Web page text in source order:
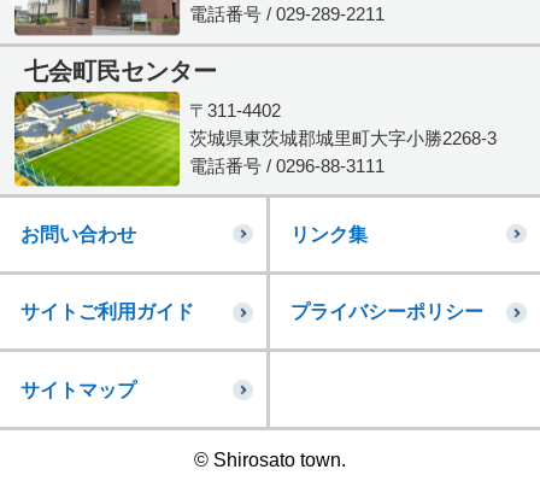
電話番号 / 029-289-2211
七会町民センター
〒311-4402
茨城県東茨城郡城里町大字小勝2268-3
電話番号 / 0296-88-3111
お問い合わせ リンク集
サイトご利用ガイド プライバシーポリシー
サイトマップ
© Shirosato town.